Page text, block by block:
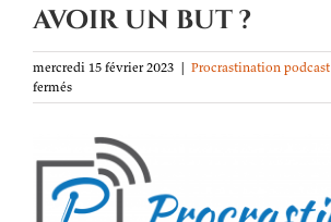
avoir un but ?
mercredi 15 février 2023 | Procrastination podcast
ferméssur
Procrastination
s07e11
–
Un
héros